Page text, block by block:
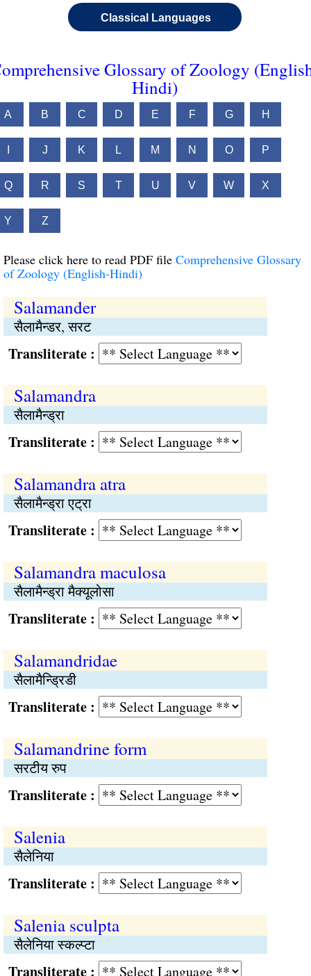
Classical Languages
Glossary of Zoology
Hindi)
A B C D E F G H
J K L M N O P
Q R S T U V W X
Y Z
Please click here to read PDF file Comprehensive Glossary
of Zoology (English-Hindi)
Salamander
सैलामैन्डर, सरट
:
Salamandra
सैलामैन्ड्रा
:
Salamandra atra
सैलामैन्ड्रा एट्रा
:
Salamandra maculosa
सैलामैन्ड्रा मैक्यूलोसा
:
Salamandridae
सैलामैन्ड्रिडी
:
Salamandrine form
सरटीय रुप
:
Salenia
सैलेनिया
:
Salenia sculpta
सैलेनिया स्कल्प्टा
: